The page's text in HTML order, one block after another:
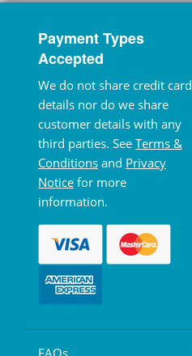
Payment Types
Accepted
We do not share credit card
details nor do we share
customer details with any
third parties. See Terms &
Conditions and Privacy
Notice for more
information.